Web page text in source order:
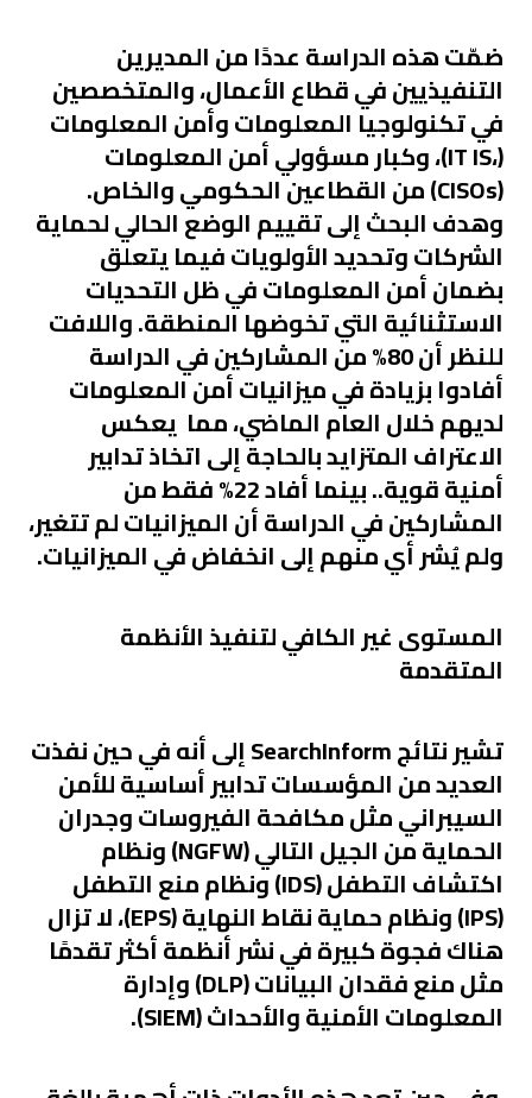
ضمّت هذه الدراسة عددًا من المديرين
التنفيذيين في قطاع الأعمال، والمتخصصين
في تكنولوجيا المعلومات وأمن المعلومات
(،IT IS)، وكبار مسؤولي أمن المعلومات
(CISOs) من القطاعين الحكومي والخاص.
وهدف البحث إلى تقييم الوضع الحالي لحماية
الشركات وتحديد الأولويات فيما يتعلق
بضمان أمن المعلومات في ظل التحديات
الاستثنائية التي تخوضها المنطقة. واللافت
للنظر أن 80% من المشاركين في الدراسة
أفادوا بزيادة في ميزانيات أمن المعلومات
لديهم خلال العام الماضي، مما يعكس
الاعتراف المتزايد بالحاجة إلى اتخاذ تدابير
أمنية قوية.. بينما أفاد 22% فقط من
المشاركين في الدراسة أن الميزانيات لم تتغير،
ولم يُشر أي منهم إلى انخفاض في الميزانيات.
المستوى غير الكافي لتنفيذ الأنظمة
المتقدمة
تشير نتائج SearchInform إلى أنه في حين نفذت
العديد من المؤسسات تدابير أساسية للأمن
السيبراني مثل مكافحة الفيروسات وجدران
الحماية من الجيل التالي (NGFW) ونظام
اكتشاف التطفل (IDS) ونظام منع التطفل
(IPS) ونظام حماية نقاط النهاية (EPS)، لا تزال
هناك فجوة كبيرة في نشر أنظمة أكثر تقدمًا
مثل منع فقدان البيانات (DLP) وإدارة
المعلومات الأمنية والأحداث (SIEM).